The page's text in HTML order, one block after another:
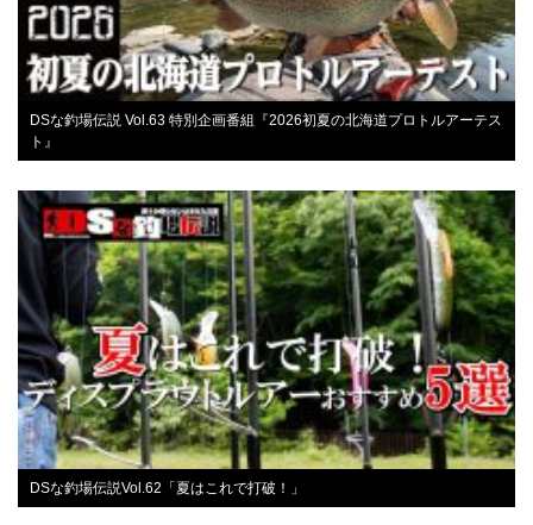
DSな釣場伝説 Vol.63 特別企画番組『2026初夏の北海道プロトルアーテス
ト』
DSな釣場伝説Vol.62「夏はこれで打破！」